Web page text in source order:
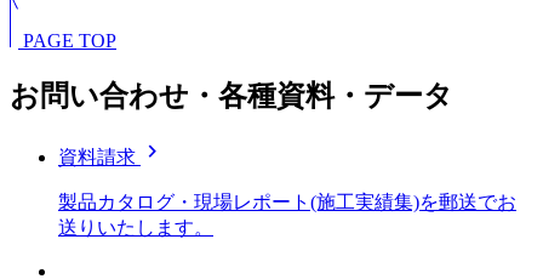
PAGE TOP
お問い合わせ・各種資料・データ
資料請求 chevron_right
製品カタログ・現場レポート(施工実績集)を郵送でお
送りいたします。